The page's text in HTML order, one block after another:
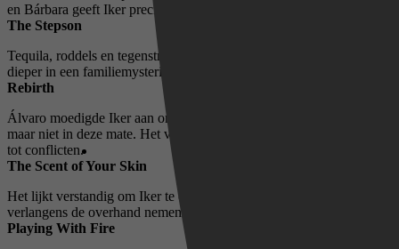
en Bárbara geeft Iker precies wat hij nodig heeft.
The Stepson
Tequila, roddels en tegenstrijdige verhalen leiden Bárbara steeds
dieper in een familiemysterie.
Rebirth
Álvaro moedigde Iker aan om een ​​band met Bárbara op te bouwen,
maar niet in deze mate. Het verkennen van Fernanda's kamer leidt
tot conflicten.
The Scent of Your Skin
Het lijkt verstandig om Iker te confronteren, totdat verboden
verlangens de overhand nemen en Álvaro argwaan krijgt.
Playing With Fire